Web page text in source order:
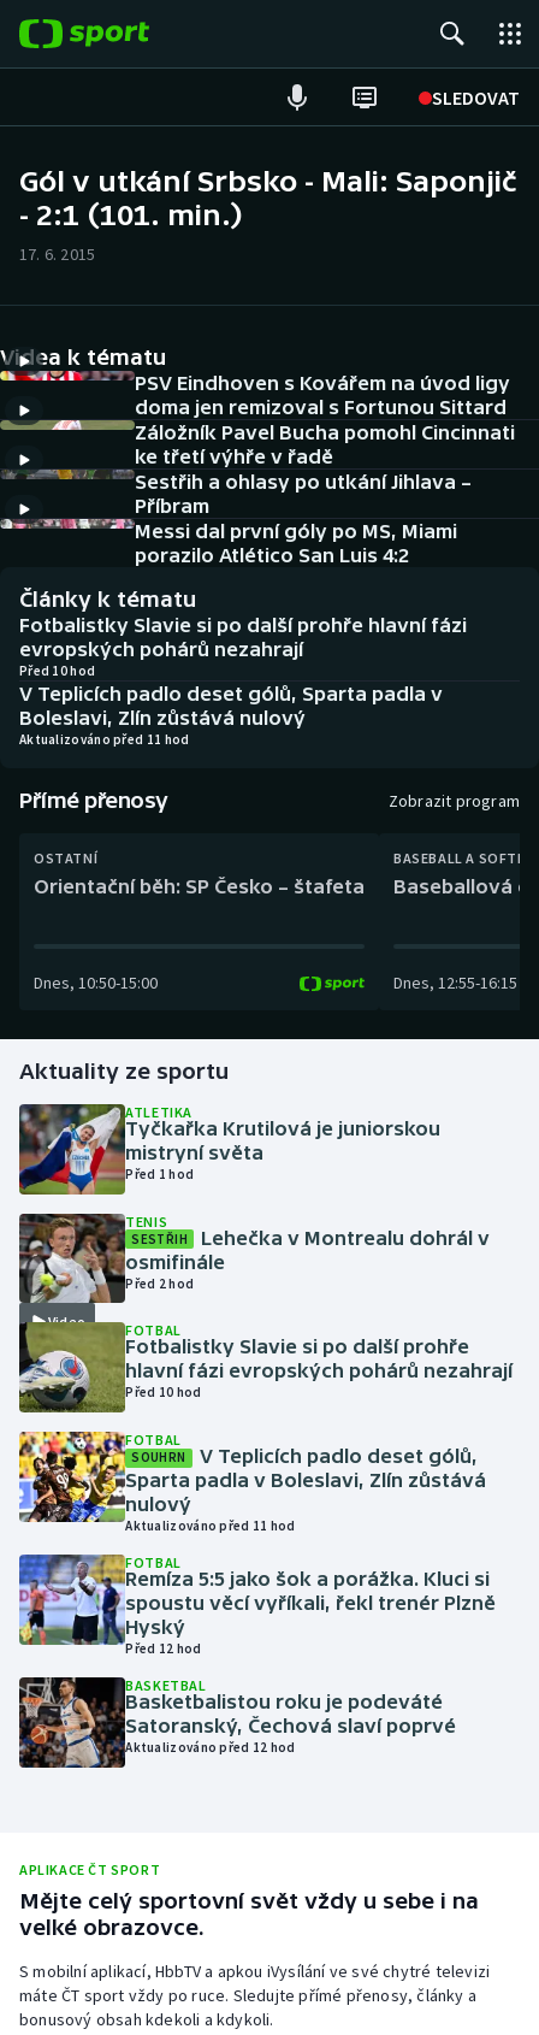
SLEDOVAT
Hokej
Cyklistika
DALŠÍ SPORTY
Americký fotbal
Baseball a softbal
Basketbal
Biatlon
Boby a skeleton
Box
Curling
Golf
Gymnastika
Házená
Jezdectví
Judo
Krasobruslení
Lyže a snowboard
Motorsport
Olympijské hry
Parasport
Plavání
Rychlostní kanoistika
NEPŘEHLÉDNĚTE
Historické návraty
Aplikace ČT sport
AZ kvíz
Gól v utkání Srbsko - Mali: Saponjič
- 2:1 (101. min.)
17. 6. 2015
Videa k tématu
PSV Eindhoven s Kovářem na úvod ligy
doma jen remizoval s Fortunou Sittard
Záložník Pavel Bucha pomohl Cincinnati
ke třetí výhře v řadě
Sestřih a ohlasy po utkání Jihlava –
Příbram
Messi dal první góly po MS, Miami
porazilo Atlético San Luis 4:2
Články k tématu
Fotbalistky Slavie si po další prohře hlavní fázi
evropských pohárů nezahrají
Před 10 hod
V Teplicích padlo deset gólů, Sparta padla v
Boleslavi, Zlín zůstává nulový
Aktualizováno před 11 hod
Přímé přenosy Zobrazit program
OSTATNÍ
Orientační běh: SP Česko – štafeta
Dnes, 10:50-15:00
BASEBALL A
Baseballová
Dnes, 12:55-16:15
Aktuality ze sportu
ATLETIKA
Tyčkařka Krutilová je juniorskou
mistryní světa
Před 1 hod
Video
TENIS
SESTŘIH
Lehečka v Montrealu dohrál v
osmifinále
Před 2 hod
FOTBAL
Fotbalistky Slavie si po další prohře
hlavní fázi evropských pohárů nezahrají
Před 10 hod
FOTBAL
SOUHRN
V Teplicích padlo deset gólů,
Sparta padla v Boleslavi, Zlín zůstává
nulový
Aktualizováno před 11 hod
FOTBAL
Remíza 5:5 jako šok a porážka. Kluci si
spoustu věcí vyříkali, řekl trenér Plzně
Hyský
Před 12 hod
BASKETBAL
Basketbalistou roku je podeváté
Satoranský, Čechová slaví poprvé
Aktualizováno před 12 hod
APLIKACE ČT SPORT
Mějte celý sportovní svět vždy u sebe i na
velké obrazovce.
S mobilní aplikací, HbbTV a apkou iVysílání ve své chytré televizi
máte ČT sport vždy po ruce. Sledujte přímé přenosy, články a
bonusový obsah kdekoli a kdykoli.